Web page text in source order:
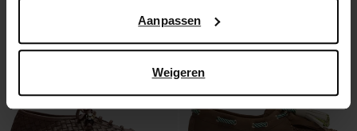
Aanpassen
Weigeren